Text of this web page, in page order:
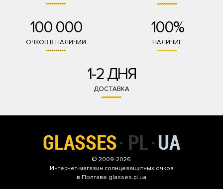
100 000
ОЧКОВ В НАЛИЧИИ
100%
НАЛИЧИЕ
1-2 ДНЯ
ДОСТАВКА
© 2009-2026
Интернет-магазин солнцезащитных очков
в Полтаве glasses.pl.ua